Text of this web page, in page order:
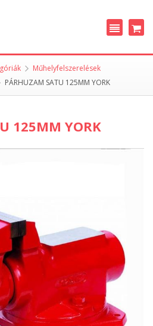
Műhelyfelszerelések
PÁRHUZAM SATU 125MM YORK
125MM YORK